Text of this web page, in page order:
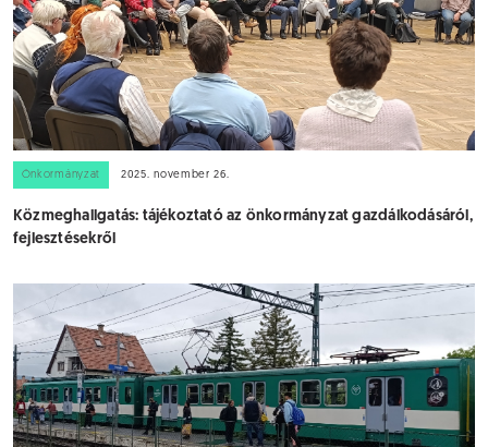
Önkormányzat 2025. november 26.
Közmeghallgatás: tájékoztató az önkormányzat gazdálkodásáról,
fejlesztésekről